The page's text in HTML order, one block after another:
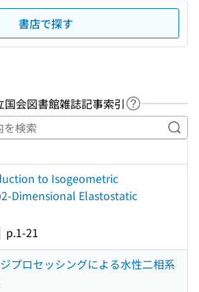
書店で探す
国会図書館雑誌記事索引 ヘルプペー
キ
to Isogeometric
Dimensional Elastostatic
p.1-21
プロセッシングによる水性二相系